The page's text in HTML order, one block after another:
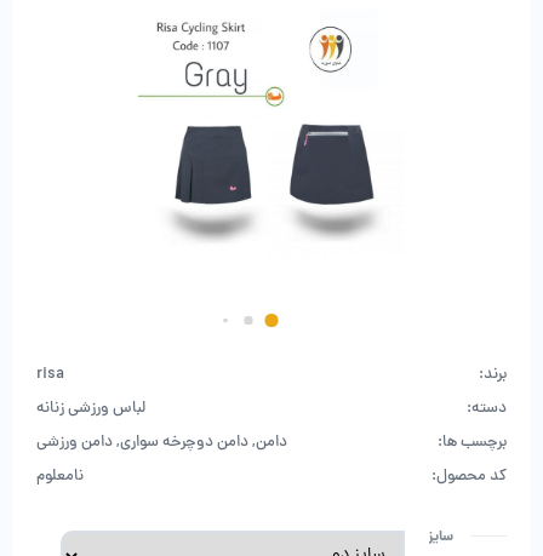
برند:
risa
دسته:
لباس ورزشی زنانه
برچسب ها:
دامن,دامن دوچرخه سواری,دامن ورزشی
کد محصول:
نامعلوم
سایز